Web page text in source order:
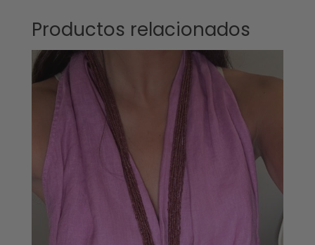
Productos relacionados